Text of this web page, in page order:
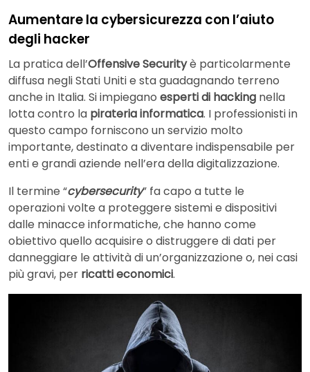
Aumentare la cybersicurezza con l’aiuto
degli hacker
La pratica dell’Offensive Securityè particolarmente
diffusa negli Stati Uniti e sta guadagnando terreno
anche in Italia. Si impiegano esperti di hacking nella
lotta contro la pirateria informatica. I professionisti in
questo campo forniscono un servizio molto
importante, destinato a diventare indispensabile per
enti e grandi aziende nell’era delladigitalizzazione.
Il termine “cybersecurity” fa capo a tutte le
operazioni volte a proteggere sistemi e dispositivi
dalle minacce informatiche, che hanno come
obiettivo quello acquisire o distruggere di dati per
danneggiare le attività di un’organizzazione o, nei casi
più gravi, per ricatti economici.